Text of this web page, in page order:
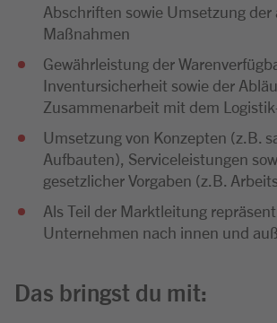
Abschriften sowie Umsetzung der
Maßnahmen
Gewährleistung der
Inventursicherheit sowie der
Zusammenarbeit mit dem
Umsetzung von Konzepten (z.B.
Aufbauten), Serviceleistungen
gesetzlicher Vorgaben (z.B.
Als Teil der Marktleitung
Unternehmen nach innen und
Das bringst du mit: